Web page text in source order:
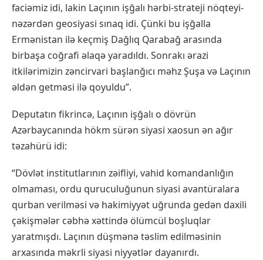
faciəmiz idi, lakin Laçının işğalı hərbi-strateji nöqteyi-
nəzərdən geosiyasi sınaq idi. Çünki bu işğalla
Ermənistan ilə keçmiş Dağlıq Qarabağ arasında
birbaşa coğrafi əlaqə yaradıldı. Sonrakı ərazi
itkilərimizin zəncirvari başlanğıcı məhz Şuşa və Laçının
əldən getməsi ilə qoyuldu”.
Deputatın fikrincə, Laçının işğalı o dövrün
Azərbaycanında hökm sürən siyasi xaosun ən ağır
təzahürü idi:
“Dövlət institutlarının zəifliyi, vahid komandanlığın
olmaması, ordu quruculuğunun siyasi avantüralara
qurban verilməsi və hakimiyyət uğrunda gedən daxili
çəkişmələr cəbhə xəttində ölümcül boşluqlar
yaratmışdı. Laçının düşmənə təslim edilməsinin
arxasında məkrli siyasi niyyətlər dayanırdı.